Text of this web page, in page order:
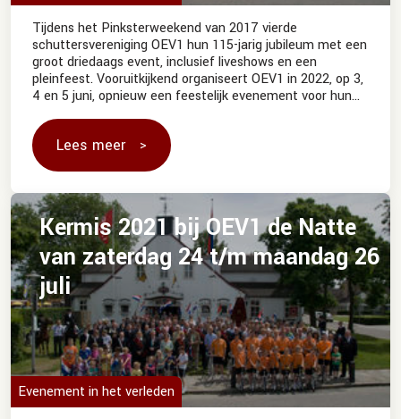
Tijdens het Pinksterweekend van 2017 vierde
schuttersvereniging OEV1 hun 115-jarig jubileum met een
groot driedaags event, inclusief liveshows en een
pleinfeest. Vooruitkijkend organiseert OEV1 in 2022, op 3,
4 en 5 juni, opnieuw een feestelijk evenement voor hun
Lees meer
Evenement in het verleden
Kermis 2021 bij OEV1 de Natte
van zaterdag 24 t/m maandag 26
juli